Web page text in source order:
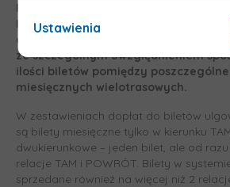
Poniżej wyjaśniamy zasady działania
Informica 2.0 w zakresie
dopłat do Urzędu Marszałkowskiego z
ze szczególnym uwzględnieniem
ilości biletów pomiędzy
miesięcznych wielotrasowych.
W zestawieniach dopłat do biletów
są bilety miesięczne tylko w kierunku
dwukierunkowe – jeden bilet, ale od
relacje TAM i POWRÓT. Bilety w
sprzedane również na więcej niż 2
Ustawienia